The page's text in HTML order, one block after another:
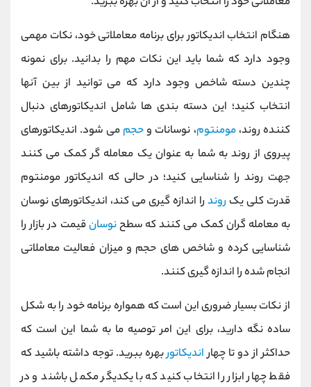
هنگام انتخاب اندیکاتور برای برنامه معاملاتی خود، نکات مهمی
وجود دارد که شما باید این نکات مهم را بدانید. برای نمونه
چندین دسته شاخص وجود دارد که می ‌توانید از بین آنها
انتخاب کنید؛ این دسته ‌بندی ‌ها شامل اندیکاتورهای دنبال‌
کننده روند،مومنتوم، نوسانات وحجم می ‌شود. اندیکاتورهای
پیروی از روند به شما به عنوان یک معامله ‌گر کمک می ‌کنند
جهت روند را شناسایی کنید؛ در حالی که اندیکاتور مومنتوم
قدرت کلی یک روند را اندازه‌ گیری می ‌کند، اندیکاتورهای نوسان
به معامله ‌گران کمک می‌ کنند که سطحنوسانقیمت در بازار را
شناسایی کرده و شاخص‌ های حجم و میزان فعالیت معاملاتی
انجام شده را اندازه‌ گیری کنند.
از نکات بسیار ضروری این است که همواره برنامه خود را به شکل
ساده نگه دارید، برای این امر توصیه ما به شما این است که
حداکثر از دو تا چهاراندیکاتوربهره ببرید. توجه داشته باشید که
فقط چهار ابزار را انتخاب کنید که با یکدیگر مکمل باشند و در